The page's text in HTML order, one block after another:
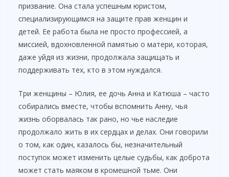
призвание. Она стала успешным юристом,
специализирующимся на защите прав женщин и
детей. Ее работа была не просто профессией, а
миссией, вдохновленной памятью о матери, которая,
даже уйдя из жизни, продолжала защищать и
поддерживать тех, кто в этом нуждался.
Три женщины – Юлия, ее дочь Анна и Катюша – часто
собирались вместе, чтобы вспомнить Анну, чья
жизнь оборвалась так рано, но чье наследие
продолжало жить в их сердцах и делах. Они говорили
о том, как один, казалось бы, незначительный
поступок может изменить целые судьбы, как доброта
может стать маяком в кромешной тьме. Они